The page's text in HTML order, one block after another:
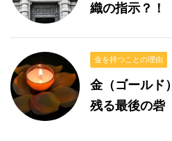
織の指示？！
金を持つことの理由
金（ゴールド
残る最後の砦